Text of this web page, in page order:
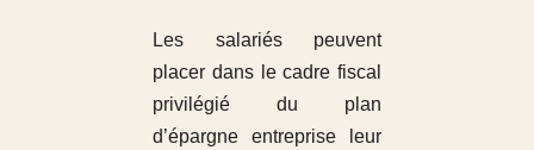
Les salariés peuvent
placer dans le cadre fiscal
privilégié du plan
d’épargne entreprise leur